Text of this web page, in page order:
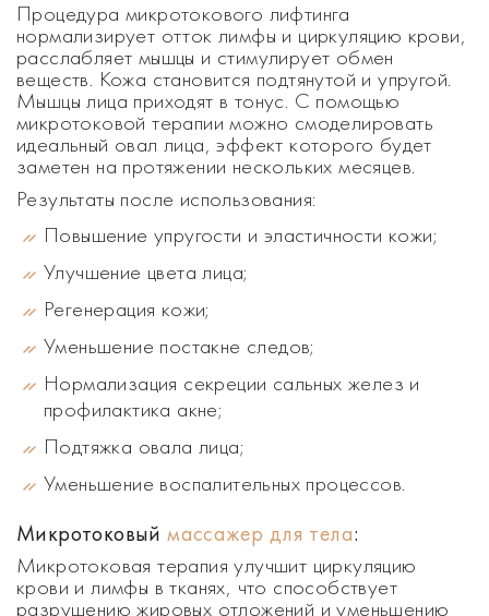
Процедура микротокового лифтинга
нормализирует отток лимфы и циркуляцию крови,
расслабляет мышцы и стимулирует обмен
веществ. Кожа становится подтянутой и упругой.
Мышцы лица приходят в тонус. С помощью
микротоковой терапии можно смоделировать
идеальный овал лица, эффект которого будет
заметен на протяжении нескольких месяцев.
Результаты после использования:
Повышение упругости и эластичности кожи;
Улучшение цвета лица;
Регенерация кожи;
Уменьшение постакне следов;
Нормализация секреции сальных желез и
профилактика акне;
Подтяжка овала лица;
Уменьшение воспалительных процессов.
Микротоковыймассажер для тела:
Микротоковая терапия улучшит циркуляцию
крови и лимфы в тканях, что способствует
разрушению жировых отложений и уменьшению